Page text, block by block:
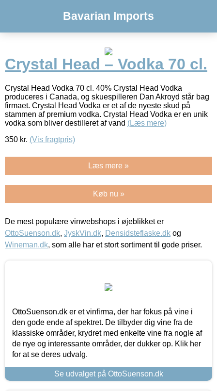
Bavarian Imports
Crystal Head – Vodka 70 cl.
Crystal Head Vodka 70 cl. 40% Crystal Head Vodka
produceres i Canada, og skuespilleren Dan Akroyd står bag
firmaet. Crystal Head Vodka er et af de nyeste skud på
stammen af premium vodka. Crystal Head Vodka er en unik
vodka som bliver destilleret af vand (Læs mere)
350 kr. (Vis fragtpris)
Læs mere »
Køb nu »
De mest populære vinwebshops i øjeblikket er
OttoSuenson.dk, JyskVin.dk, Densidsteflaske.dk og
Wineman.dk, som alle har et stort sortiment til gode priser.
OttoSuenson.dk er et vinfirma, der har fokus på vine i
den gode ende af spektret. De tilbyder dig vine fra de
klassiske områder, krydret med enkelte vine fra nogle af
de nye og interessante områder, der dukker op. Klik her
for at se deres udvalg.
Se udvalget på OttoSuenson.dk